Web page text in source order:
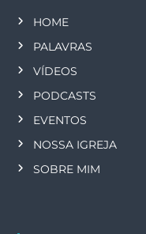
HOME
PALAVRAS
VÍDEOS
PODCASTS
EVENTOS
NOSSA IGREJA
SOBRE MIM